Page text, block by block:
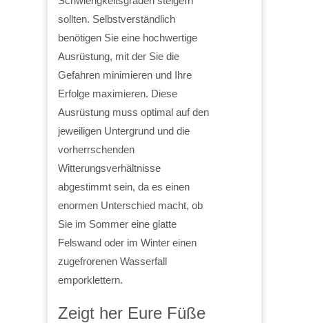
sollten. Selbstverständlich
benötigen Sie eine hochwertige
Ausrüstung, mit der Sie die
Gefahren minimieren und Ihre
Erfolge maximieren. Diese
Ausrüstung muss optimal auf den
jeweiligen Untergrund und die
vorherrschenden
Witterungsverhältnisse
abgestimmt sein, da es einen
enormen Unterschied macht, ob
Sie im Sommer eine glatte
Felswand oder im Winter einen
zugefrorenen Wasserfall
emporklettern.
Zeigt her Eure Füße